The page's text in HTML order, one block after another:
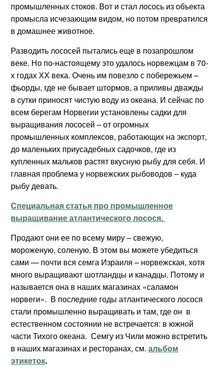
промышленных стоков. Вот и стал лосось из объекта
промысла исчезающим видом, но потом превратился
в домашнее животное.
Разводить лососей пытались еще в позапрошлом
веке. Но по-настоящему это удалось норвежцам в 70-
х годах ХХ века. Очень им повезло с побережьем –
фьорды, где не бывает штормов, а приливы дважды
в сутки приносят чистую воду из океана. И сейчас по
всем берегам Норвегии установлены садки для
выращивания лососей – от огромных
промышленных комплексов, работающих на экспорт,
до маленьких приусадебных садочков, где из
купленных мальков растят вкусную рыбу для себя. И
главная проблема у норвежских рыбоводов – куда
рыбу девать.
Специальная статья про промышленное
выращивание атлантического лосося.
Продают они ее по всему миру – свежую,
мороженую, соленую. В этом вы можете убедиться
сами — почти вся семга Израиля – норвежская, хотя
много выращивают шотландцы и канадцы. Потому и
называется она в наших магазинах «саламон
норвеги». В последние годы атлантического лосося
стали промышленно выращивать и там, где он в
естественном состоянии не встречается: в южной
части Тихого океана. Семгу из Чили можно встретить
в наших магазинах и ресторанах, см.альбом
этикеток.